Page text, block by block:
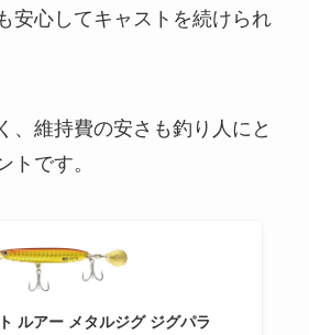
安心してキャストを続けられ
、維持費の安さも釣り人にと
トです。
ルアー メタルジグ ジグパラ